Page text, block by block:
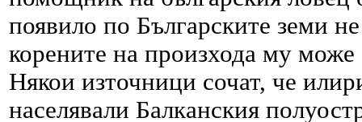
появило по Българските земи
корените на произхода му може
Някои източници сочат, че
населявали Балканския